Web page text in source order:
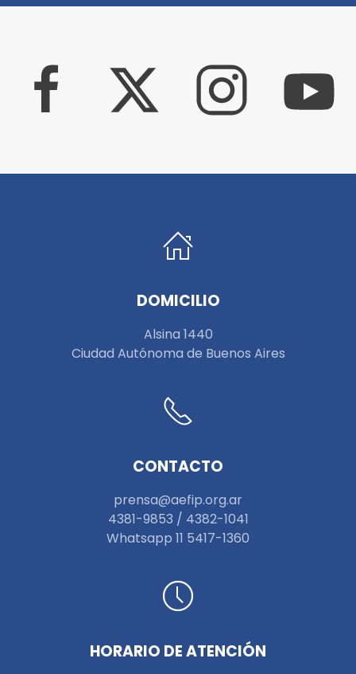
DOMICILIO
Alsina 1440
Ciudad Autónoma de Buenos Aires
CONTACTO
prensa@aefip.org.ar
4381-9853 / 4382-1041
Whatsapp 11 5417-1360
HORARIO DE ATENCIÓN